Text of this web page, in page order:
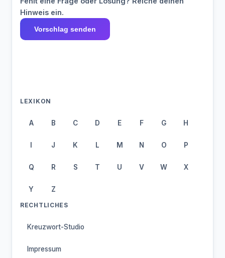
Hinweis ein.
Vorschlag senden
LEXIKON
A B C D E F G H
I J K L M N O P
Q R S T U V W X
Y Z
RECHTLICHES
Kreuzwort-Studio
Impressum